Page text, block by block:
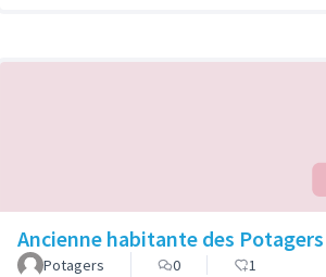
Ancienne habitante des Potagers
Potagers 0 1